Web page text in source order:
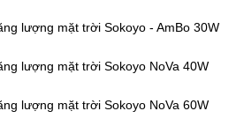
lượng mặt trời Sokoyo - AmBo 30W
lượng mặt trời Sokoyo NoVa 40W
lượng mặt trời Sokoyo NoVa 60W